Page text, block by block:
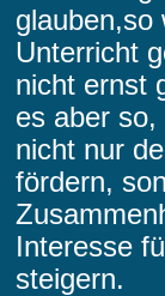
glauben,so
Unterricht
nicht ernst
es aber
nicht nur
fördern,
Interesse
steigern.